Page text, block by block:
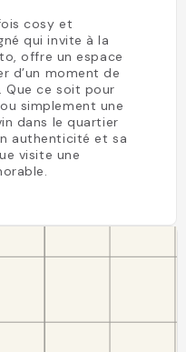
cosy et
qui invite à la
offre un espace
d’un moment de
Que ce soit pour
simplement une
dans le quartier
authenticité et sa
visite une